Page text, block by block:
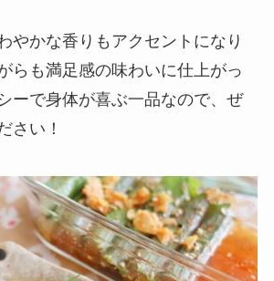
やかな香りもアクセントになり
らも満足感の味わいに仕上がっ
ーで身体が喜ぶ一品なので、ぜ
さい！